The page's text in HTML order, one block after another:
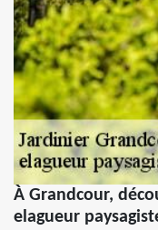
À Grandcour,
elagueur